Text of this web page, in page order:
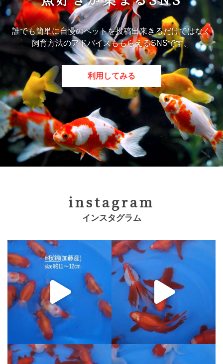
誰でも簡単に自慢のペットを投稿出来きるだけではなく
飼育方法のアドバイスももらえるSNSです。
利用してみる
instagram
インスタグラム